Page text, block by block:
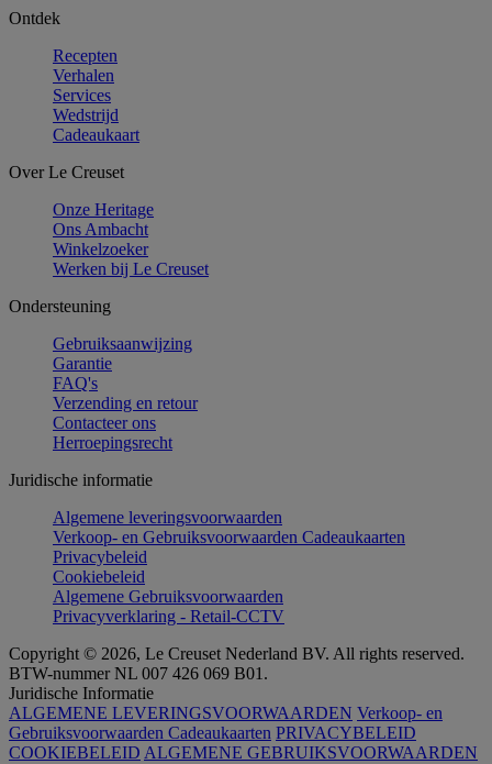
Ontdek
Recepten
Verhalen
Services
Wedstrijd
Cadeaukaart
Over Le Creuset
Onze Heritage
Ons Ambacht
Winkelzoeker
Werken bij Le Creuset
Ondersteuning
Gebruiksaanwijzing
Garantie
FAQ's
Verzending en retour
Contacteer ons
Herroepingsrecht
Juridische informatie
Algemene leveringsvoorwaarden
Verkoop- en Gebruiksvoorwaarden Cadeaukaarten
Privacybeleid
Cookiebeleid
Algemene Gebruiksvoorwaarden
Privacyverklaring - Retail-CCTV
Copyright © 2026, Le Creuset Nederland BV. All rights reserved.
BTW-nummer NL 007 426 069 B01.
Juridische Informatie
ALGEMENE LEVERINGSVOORWAARDEN Verkoop- en
Gebruiksvoorwaarden Cadeaukaarten PRIVACYBELEID
COOKIEBELEID ALGEMENE GEBRUIKSVOORWAARDEN